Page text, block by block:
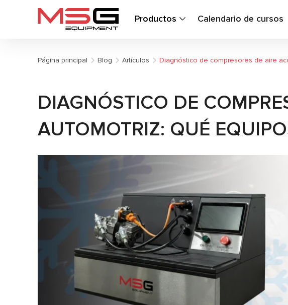
Productos Calendario de cursos
Página principal Blog Artículos Diagnóstico de compresores de aire
DIAGNÓSTICO DE
AUTOMOTRIZ: QUÉ